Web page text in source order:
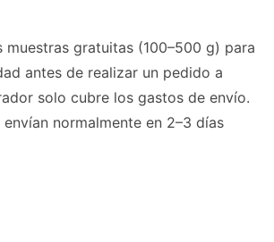
muestras gratuitas (100–500 g) para
antes de realizar un pedido a
solo cubre los gastos de envío.
envían normalmente en 2–3 días